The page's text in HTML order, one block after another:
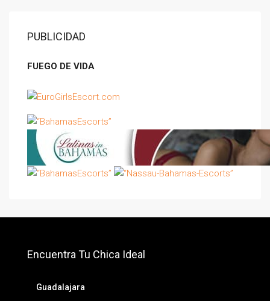
PUBLICIDAD
FUEGO DE VIDA
Encuentra Tu Chica Ideal
Guadalajara